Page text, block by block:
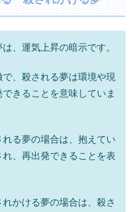
、運気上昇の暗示です。
、殺される夢は環境や現
きることを意味していま
る夢の場合は、抱えてい
、再出発できることを表
かける夢の場合は、殺さ